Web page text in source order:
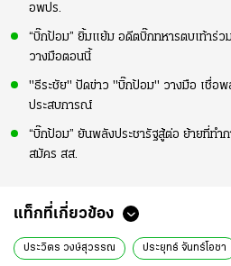
อพปร.
“บิ๊กป้อม” ยิ้มแย้ม อดีตบิ๊กทหารตบเท้าร่ว
วางมือตอนนี้
"ธีระชัย" ปัดข่าว "บิ๊กป้อม" วางมือ เชื่อพ
ประสบการณ์
“บิ๊กป้อม” ยันพลังประชารัฐสู้ต่อ ย้ายที่ท
สมัคร สส.
แท็กที่เกี่ยวข้อง
ประวิตร วงษ์สุวรรณ ประยุทธ์ จันทร์โอชา